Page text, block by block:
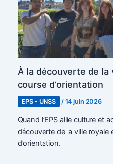
À la découverte de la
course d’orientation
EPS - UNSS /14 juin 2026
Quand l’EPS allie culture et
découverte de la ville royale
d’orientation.